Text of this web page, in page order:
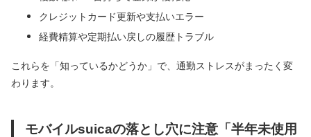
クレジットカード更新や支払いエラー
経費精算や定期払い戻しの履歴トラブル
これらを「知っているかどうか」で、通勤ストレスがまったく変
わります。
モバイルsuicaの落とし穴に注意「半年未使用